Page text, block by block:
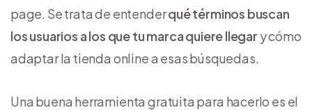
page. Se trata de entenderqué términos buscan
los usuarios a los que tu marca quiere llegar y cómo
adaptar la tienda online a esas búsquedas.
Una buena herramienta gratuita para hacerlo es el